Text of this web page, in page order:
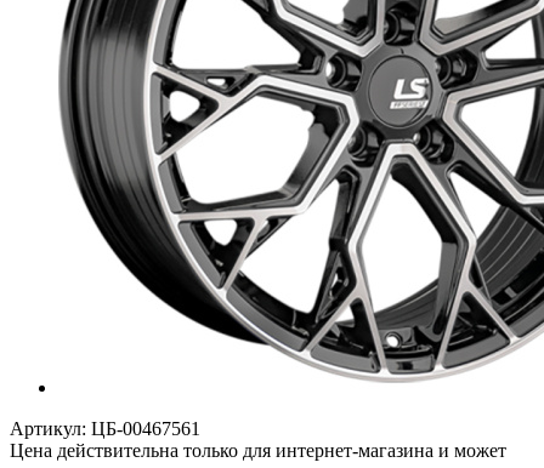
Артикул: ЦБ-00467561
Цена действительна только для интернет-магазина и может